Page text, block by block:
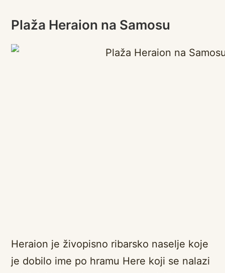
Plaža Heraion na Samosu
Heraion je živopisno ribarsko naselje koje
je dobilo ime po hramu Here koji se nalazi